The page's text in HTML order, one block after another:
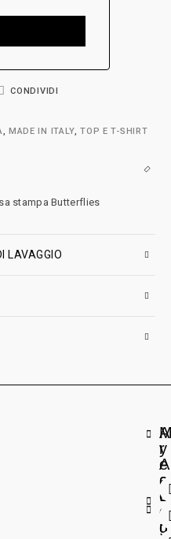
CONDIVIDI
, MADE IN ITALY,TOP E T-SHIRT
stampa Butterflies
LAVAGGIO
A
r
e
a
L
e
g
y
A
c
c
o
u